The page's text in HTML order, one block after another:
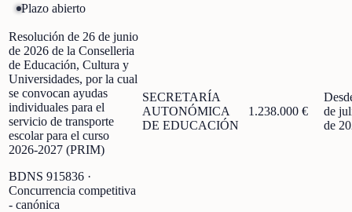
Plazo abierto
Resolución de 26 de junio
de 2026 de la Conselleria
de Educación, Cultura y
Universidades, por la cual
se convocan ayudas
individuales para el
servicio de transporte
escolar para el curso
2026-2027 (PRIM)
BDNS 915836 ·
Concurrencia competitiva
- canónica
SECRETARÍA
AUTONÓMICA
DE EDUCACIÓN
1.238.000 €
de
de